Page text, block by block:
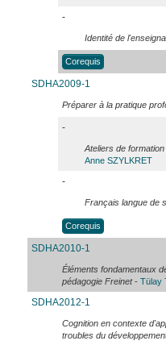
-
Identité de
Corequis
SDHA2009-1
Préparer à la pratique
-
Ateliers de
Anne SZYLKRET
-
Français langue de
Corequis
SDHA2010-1
Éléments fondamentaux
pédagogie Freinet- Tülay
SDHA2012-1
Cognition en contexte
troubles du